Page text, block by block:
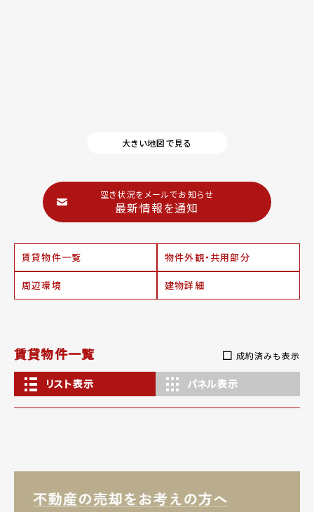
大きい地図で見る
空き状況をメールでお知らせ
最新情報を通知
賃貸物件一覧 物件外観・共用部分
周辺環境 建物詳細
賃貸物件一覧 成約済みも表示
リスト表示 パネル表示